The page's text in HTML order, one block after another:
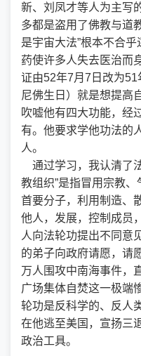
新、刘凤才等人为主写
多都是盗用了佛教与道
是宇宙大法”根本不合
药使许多人失去医治而
证由52年7月7日改为
尼佛生日）就是想提高
吹嘘他有四大功能，经
有。他要求学他功法的
人。
通过学习，我认清了
教组织”是指冒用宗教
首要分子，利用制造、
他人，发展，控制成员
人向法轮功提出不同意
的弟子向政府请愿，请
万人围攻中南海事件，
广场集体自焚这一极端
轮功是反科学的、反人
在他逃至美国，宣扬三
政治工具。